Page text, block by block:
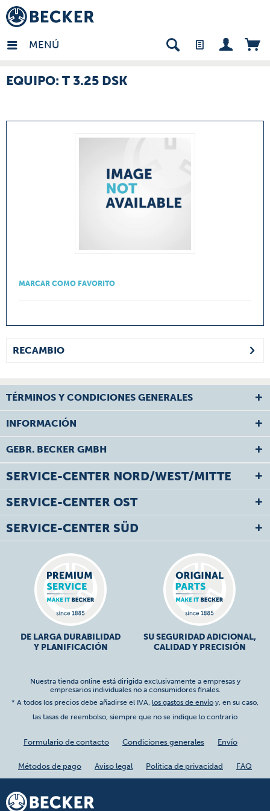
MENÚ
- ES
EQUIPO: T 3.25 DSK
MARCAR COMO FAVORITO
RECAMBIO
TÉRMINOS Y CONDICIONES GENERALES
INFORMACIÓN
GEBR. BECKER GMBH
SERVICE-CENTER NORD/WEST/MITTE
SERVICE-CENTER OST
SERVICE-CENTER SÜD
DE LARGA DURABILIDAD
Y PLANIFICACIÓN
SU SEGURIDAD ADICIONAL,
CALIDAD Y PRECISIÓN
Nuestra tienda online está dirigida exclusivamente a empresas y
empresarios individuales no a consumidores finales.
* A todos los precios debe añadirse el IVA, los gastos de envío y, en su caso,
las tasas de reembolso, siempre que no se indique lo contrario
Formulario de contacto Condiciones generales Envío
Métodos de pago Aviso legal Política de privacidad FAQ